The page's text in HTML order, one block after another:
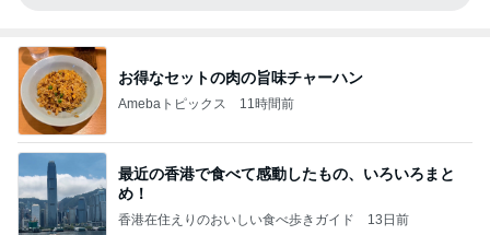
お得なセットの肉の旨味チャーハン
Amebaトピックス 11時間前
最近の香港で食べて感動したもの、いろいろまと
め！
香港在住えりのおいしい食べ歩きガイド 13日前